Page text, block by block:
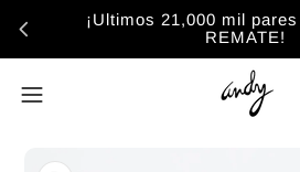
¡Ultimos 21,000 mil
REMATE!